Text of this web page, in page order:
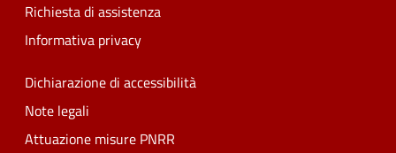
Richiesta di assistenza
Informativa privacy
Dichiarazione di accessibilità
Note legali
Attuazione misure PNRR